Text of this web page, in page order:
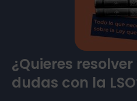
¿Quieres
dudas con la